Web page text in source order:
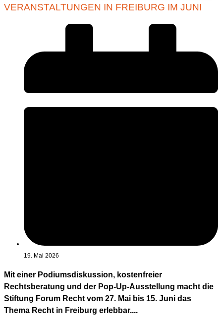
VERANSTALTUNGEN IN FREIBURG IM JUNI
19. Mai 2026
Mit einer Podiumsdiskussion, kostenfreier
Rechtsberatung und der Pop-Up-Ausstellung macht die
Stiftung Forum Recht vom 27. Mai bis 15. Juni das
Thema Recht in Freiburg erlebbar....